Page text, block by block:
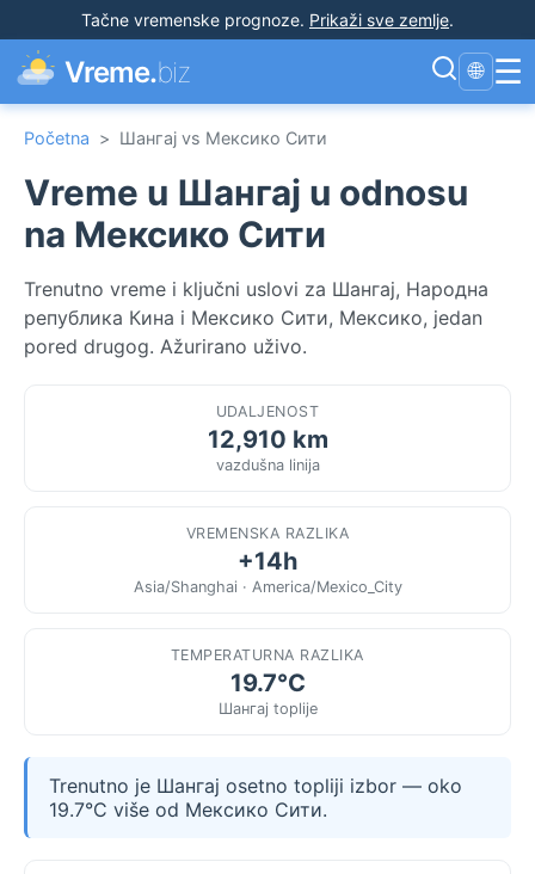
Tačne vremenske prognoze. Prikaži sve zemlje.
Vreme.biz 🌐 ☰
Početna > Шангај vs Мексико Сити
Vreme u Шангај u odnosu
na Мексико Сити
Trenutno vreme i ključni uslovi za Шангај, Народна
република Кина i Мексико Сити, Мексико, jedan
pored drugog. Ažurirano uživo.
UDALJENOST
12,910 km
vazdušna linija
VREMENSKA RAZLIKA
+14h
Asia/Shanghai · America/Mexico_City
TEMPERATURNA RAZLIKA
19.7°C
Шангај toplije
Trenutno je Шангај osetno topliji izbor — oko
19.7°C više od Мексико Сити.